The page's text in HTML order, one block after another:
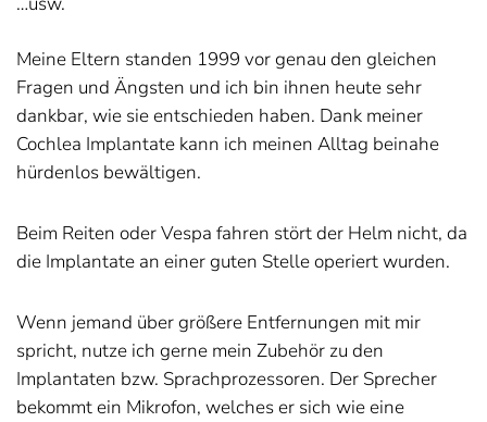
Meine Eltern standen 1999 vor genau den gleichen
Fragen und Ängsten und ich bin ihnen heute sehr
dankbar, wie sie entschieden haben. Dank meiner
Cochlea Implantate kann ich meinen Alltag beinahe
hürdenlos bewältigen.
Beim Reiten oder Vespa fahren stört der Helm nicht, da
die Implantate an einer guten Stelle operiert wurden.
Wenn jemand über größere Entfernungen mit mir
spricht, nutze ich gerne mein Zubehör zu den
Implantaten bzw. Sprachprozessoren. Der Sprecher
bekommt ein Mikrofon, welches er sich wie eine